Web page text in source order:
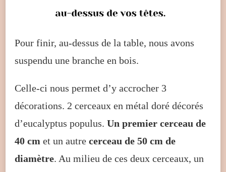
Pour finir, au-dessus de la table, nous avons
suspendu une branche en bois.
Celle-ci nous permet d’y accrocher 3
décorations. 2 cerceaux en métal doré décorés
d’eucalyptus populus. Un premier cerceau de
40 cm et un autre cerceau de 50 cm de
diamètre. Au milieu de ces deux cerceaux, un